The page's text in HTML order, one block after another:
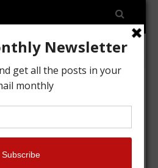
Εποχιακά
διακόσμηση